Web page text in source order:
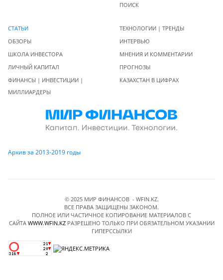
ПОИСК
СТАТЬИ
ОБЗОРЫ
ШКОЛА ИНВЕСТОРА
ЛИЧНЫЙ КАПИТАЛ
ФИНАНСЫ | ИНВЕСТИЦИИ |
МИЛЛИАРДЕРЫ
ТЕХНОЛОГИИ | ТРЕНДЫ
ИНТЕРВЬЮ
МНЕНИЯ И КОММЕНТАРИИ
ПРОГНОЗЫ
КАЗАХСТАН В ЦИФРАХ
Архив за 2013-2019 годы
© 2025 МИР ФИНАНСОВ - WFIN.KZ.
ВСЕ ПРАВА ЗАЩИЩЕНЫ ЗАКОНОМ.
ПОЛНОЕ ИЛИ ЧАСТИЧНОЕ КОПИРОВАНИЕ МАТЕРИАЛОВ C
САЙТА WWW.WFIN.KZРАЗРЕШЕНО ТОЛЬКО ПРИ ОБЯЗАТЕЛЬНОМ УКАЗАНИИ
ГИПЕРССЫЛКИ